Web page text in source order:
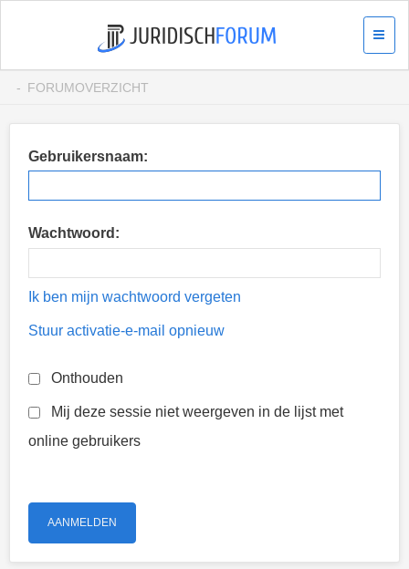
FORUMOVERZICHT
Gebruikersnaam:
Wachtwoord:
Ik ben mijn wachtwoord vergeten
Stuur activatie-e-mail opnieuw
Onthouden
Mij deze sessie niet weergeven in de lijst met
online gebruikers